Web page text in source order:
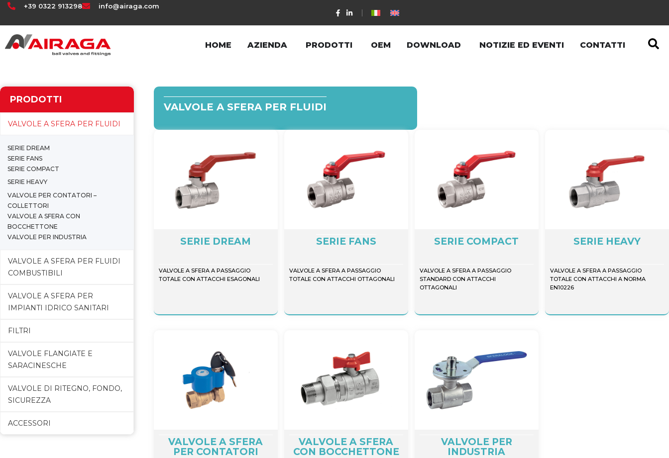
+39 0322 913298 info@airaga.com
HOME AZIENDA PRODOTTI OEM DOWNLOAD NOTIZIE ED EVENTI CONTATTI
PRODOTTI
VALVOLE A SFERA PER FLUIDI
SERIE DREAM
SERIE FANS
SERIE COMPACT
SERIE HEAVY
VALVOLE PER CONTATORI –
COLLETTORI
VALVOLE A SFERA CON
BOCCHETTONE
VALVOLE PER INDUSTRIA
VALVOLE A SFERA PER FLUIDI
COMBUSTIBILI
VALVOLE A SFERA PER
IMPIANTI IDRICO SANITARI
FILTRI
VALVOLE FLANGIATE E
SARACINESCHE
VALVOLE DI RITEGNO, FONDO,
SICUREZZA
ACCESSORI
VALVOLE A SFERA PER FLUIDI
SERIE DREAM
VALVOLE A SFERA A PASSAGGIO
TOTALE CON ATTACCHI ESAGONALI
SERIE FANS
VALVOLE A SFERA A PASSAGGIO
TOTALE CON ATTACCHI OTTAGONALI
SERIE COMPACT
VALVOLE A SFERA A PASSAGGIO
STANDARD CON ATTACCHI
OTTAGONALI
SERIE HEAVY
VALVOLE A SFERA A PASSAGGIO
TOTALE CON ATTACCHI A NORMA
EN10226
VALVOLE A SFERA
PER CONTATORI
VALVOLE A SFERA
CON BOCCHETTONE
VALVOLE PER
INDUSTRIA